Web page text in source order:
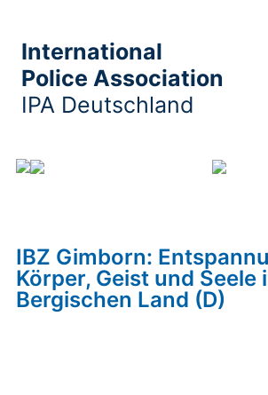
International
Police Association
IPA Deutschland
IBZ Gimborn:
Körper, Geist und Seele
Bergischen Land (D)